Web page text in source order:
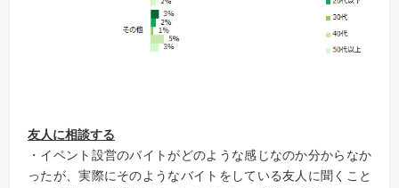
友人に相談する
・イベント設営のバイトがどのような感じなのか分からなか
ったが、実際にそのようなバイトをしている友人に聞くこと